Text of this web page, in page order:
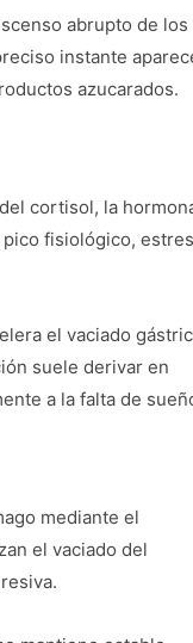
abrupto de los
instante
azucarados.
cortisol, la
fisiológico,
el vaciado
suele derivar en
a la falta de
mediante el
el vaciado del